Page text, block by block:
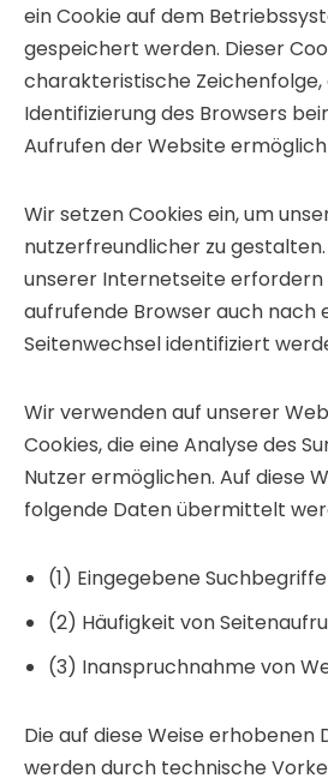
ein Cookie auf dem
gespeichert werden. Dieser
charakteristische Zeichenfolge,
Identifizierung des Browsers
Aufrufen der Website
Wir setzen Cookies ein, um
nutzerfreundlicher zu
unserer Internetseite erfordern
aufrufende Browser auch nach
Seitenwechsel identifiziert
Wir verwenden auf unserer
Cookies, die eine Analyse des
Nutzer ermöglichen. Auf diese
folgende Daten übermittelt
(1) Eingegebene Suchbegriffe
(2) Häufigkeit von
(3) Inanspruchnahme von
Die auf diese Weise erhobenen
werden durch technische